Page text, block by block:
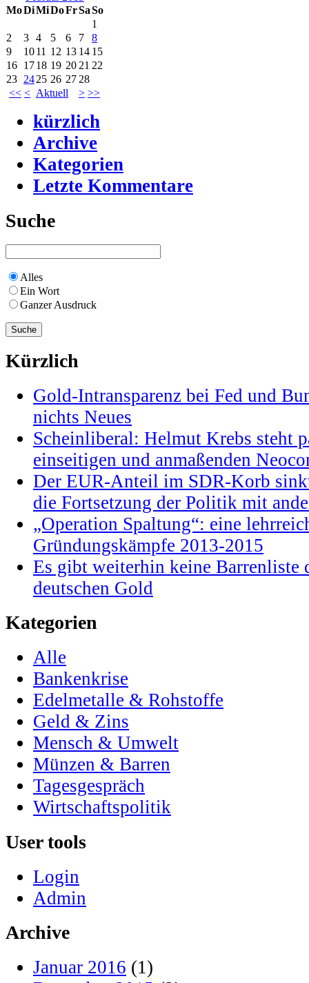
MoDiMiDoFrSaSo
<< < Aktuell > >>
1
2
3 4 5 6 7
8
9
1011 12 13 14 15
16 1718 19 20 21 22
23 2425 26 27 28
kürzlich
Archive
Kategorien
Letzte Kommentare
Suche
Alles
Ein Wort
Ganzer Ausdruck
Kürzlich
Gold-Intransparenz bei Fed und
nichts Neues
Scheinliberal: Helmut Krebs steht
einseitigen und anmaßenden
Der EUR-Anteil im SDR-Korb
die Fortsetzung der Politik mit
„Operation Spaltung“: eine
Gründungskämpfe 2013-2015
Es gibt weiterhin keine Barrenliste
deutschen Gold
Kategorien
Alle
Bankenkrise
Edelmetalle & Rohstoffe
Geld & Zins
Mensch & Umwelt
Münzen & Barren
Tagesgespräch
Wirtschaftspolitik
User tools
Login
Admin
Archive
Januar 2016 (1)